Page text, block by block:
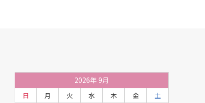
2026年 9月
日 月 火 水 木 金
土